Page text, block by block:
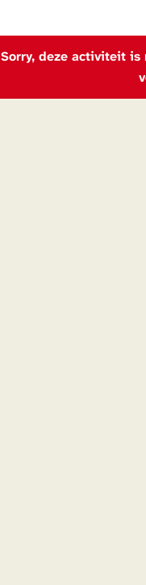
Sorry, deze activiteit is